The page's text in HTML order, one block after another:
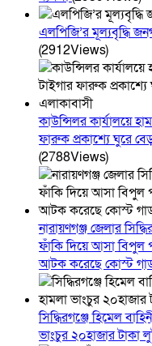
এলপিজি’র মূল্যবৃদ্ধি
(2912Views)
কাউন্সিলর কার্যালয়ে
ফারুক প্রকাশ্যে ঘুরে
(2788Views)
নারায়ণগঞ্জ জেলার
ফাঁকি দিয়ে আসা বিপুল
আটক করেছে কোস্ট
সিদ্ধিরগঞ্জে হিমেল
ভাংচুর ২০হাজার টাকা